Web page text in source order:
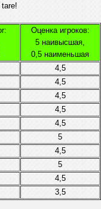
Оценка игроков:
5 наивысшая,
0,5 наименьшая
4,5
4,5
4,5
4,5
4,5
5
4,5
5
4,5
3,5